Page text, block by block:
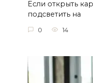
Если открыть
подсветить на
0 14